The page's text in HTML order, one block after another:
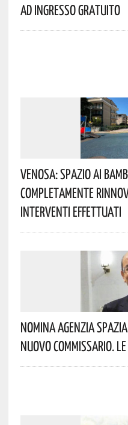
Ad Ingresso Gratuito
Venosa: Spazio Ai
Completamente
Interventi Effettuati
Nomina Agenzia
Nuovo Commissario.